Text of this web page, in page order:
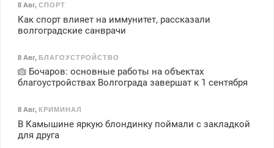
8 Авг, СПОРТ
Как спорт влияет на иммунитет, рассказали
волгоградские санврачи
8 Авг, БЛАГОУСТРОЙСТВО
Бочаров: основные работы на объектах
благоустройствах Волгограда завершат к 1 сентября
8 Авг, КРИМИНАЛ
В Камышине яркую блондинку поймали с закладкой
для друга